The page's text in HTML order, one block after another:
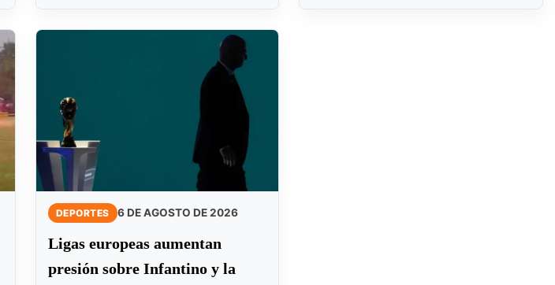
DEPORTES 6 DE AGOSTO DE 2026
Ligas europeas aumentan
presión sobre Infantino y la